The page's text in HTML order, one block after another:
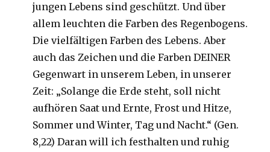
jungen Lebens sind geschützt. Und über
allem leuchten die Farben des Regenbogens.
Die vielfältigen Farben des Lebens. Aber
auch das Zeichen und die Farben DEINER
Gegenwart in unserem Leben, in unserer
Zeit: „Solange die Erde steht, soll nicht
aufhören Saat und Ernte, Frost und Hitze,
Sommer und Winter, Tag und Nacht.“ (Gen.
8,22) Daran will ich festhalten und ruhig